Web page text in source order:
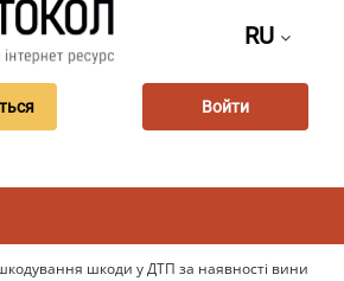
RU
Войти
шкоди у ДТП за наявності вини